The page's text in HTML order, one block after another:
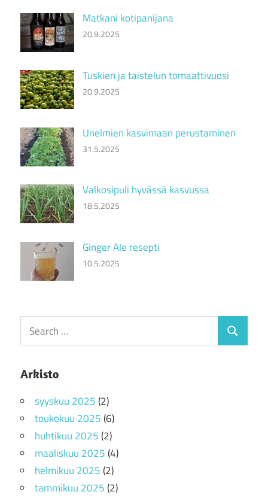
Matkani kotipanijana
20.9.2025
Tuskien ja taistelun tomaattivuosi
20.9.2025
Unelmien kasvimaan perustaminen
31.5.2025
Valkosipuli hyvässä kasvussa
18.5.2025
Ginger Ale resepti
10.5.2025
Search
for:
Search
Arkisto
syyskuu 2025(2)
toukokuu 2025(6)
huhtikuu 2025(2)
maaliskuu 2025(4)
helmikuu 2025(2)
tammikuu 2025(2)